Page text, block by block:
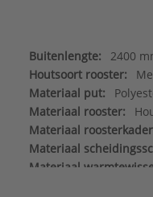
Buitenlengte:
2400
Houtsoort rooster:
Materiaal put:
Materiaal rooster:
Materiaal
Materiaal
Materiaal